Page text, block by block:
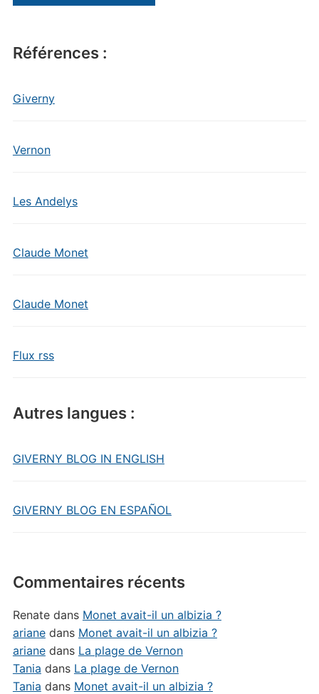
Références :
Giverny
Vernon
Les Andelys
Claude Monet
Claude Monet
Flux rss
Autres langues :
GIVERNY BLOG IN ENGLISH
GIVERNY BLOG EN ESPAÑOL
Commentaires récents
Renatedans Monet avait-il un albizia ?
arianedans Monet avait-il un albizia ?
arianedans La plage de Vernon
Tania dans La plage de Vernon
Tania dans Monet avait-il un albizia ?